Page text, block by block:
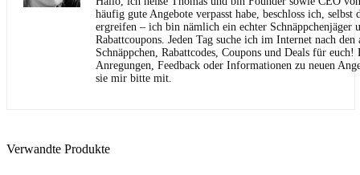
häufig gute Angebote verpasst habe, beschloss ich,
ergreifen – ich bin nämlich ein echter Schnäppchenjäger
Rabattcoupons. Jeden Tag suche ich im Internet nach den
Schnäppchen, Rabattcodes, Coupons und Deals für euch!
Anregungen, Feedback oder Informationen zu neuen
sie mir bitte mit.
Verwandte Produkte